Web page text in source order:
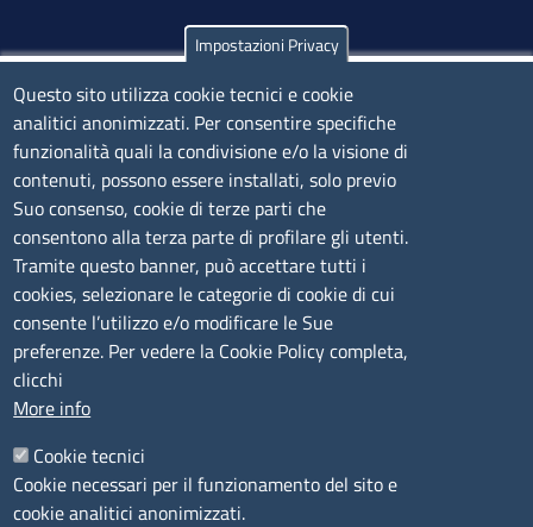
Olbia
Via Nanni 43 - 07026 Olbia
Tel. 0789 66122 | 0789 69580
mail:ufficio.olbia@ss.camcom.it
lunedì al venerdì: 9,00 - 12,00; lunedì pomeriggio: 16,00
- 17,00
CONTATTI
Camera di Commercio, Industria, Artigianato e
Agricoltura di Sassari
P.IVA01047570906
Codice Fiscale 80000930901
Impostazioni Privacy
Questo sito utilizza cookie tecnici e cookie
analitici anonimizzati. Per consentire specifiche
funzionalità quali la condivisione e/o la visione di
contenuti, possono essere installati, solo previo
Suo consenso, cookie di terze parti che
consentono alla terza parte di profilare gli utenti.
Tramite questo banner, può accettare tutti i
cookies, selezionare le categorie di cookie di cui
consente l’utilizzo e/o modificare le Sue
preferenze. Per vedere la Cookie Policy completa,
clicchi
More info
Cookie tecnici
Cookie necessari per il funzionamento del sito e
cookie analitici anonimizzati.